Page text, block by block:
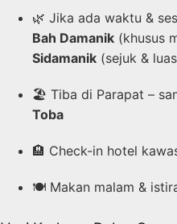
🌿 Jika ada waktu &
Bah Damanik (khusus
Sidamanik (sejuk &
🏖️ Tiba di Parapat –
Toba
🏨 Check-in hotel
🍽️ Makan malam &